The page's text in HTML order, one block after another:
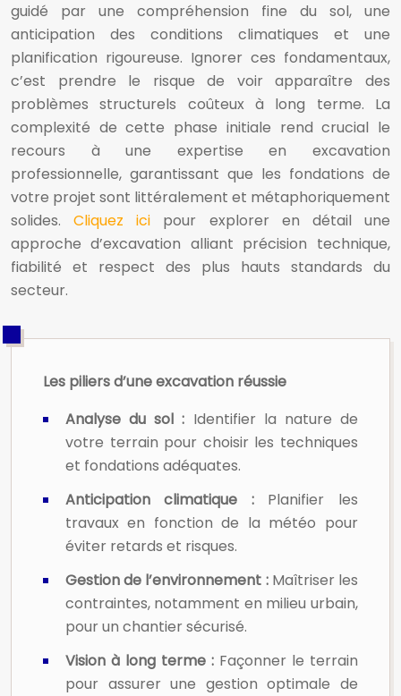
guidé par une compréhension fine du sol, une
anticipation des conditions climatiques et une
planification rigoureuse. Ignorer ces fondamentaux,
c’est prendre le risque de voir apparaître des
problèmes structurels coûteux à long terme. La
complexité de cette phase initiale rend crucial le
recours à une expertise en excavation
professionnelle, garantissant que les fondations de
votre projet sont littéralement et métaphoriquement
solides.Cliquez ici pour explorer en détail une
approche d’excavation alliant précision technique,
fiabilité et respect des plus hauts standards du
secteur.
Les piliers d’une excavation réussie
Analyse du sol : Identifier la nature de
votre terrain pour choisir les techniques
et fondations adéquates.
Anticipation climatique : Planifier les
travaux en fonction de la météo pour
éviter retards et risques.
Gestion de l’environnement :Maîtriser les
contraintes, notamment en milieu urbain,
pour un chantier sécurisé.
Vision à long terme : Façonner le terrain
pour assurer une gestion optimale de